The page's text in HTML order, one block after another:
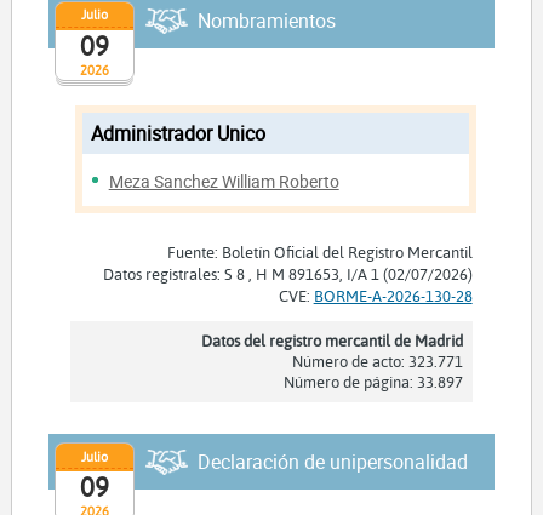
2026
Julio
09
Nombramientos
Administrador Unico
Meza Sanchez William Roberto
Fuente: Boletín Oficial del Registro Mercantil
Datos registrales: S 8 , H M 891653, I/A 1 (02/07/2026)
CVE: BORME-A-2026-130-28
Datos del registro mercantil de Madrid
Número de acto: 323.771
Número de página: 33.897
2026
Julio
09
Declaración de unipersonalidad